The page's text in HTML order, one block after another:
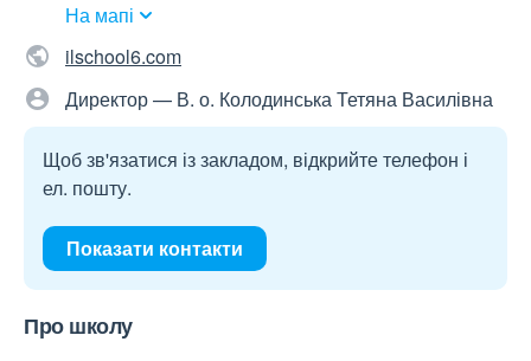
На мапі
ilschool6.com
Директор — В. о. Колодинська Тетяна Василівна
Щоб зв'язатися із закладом, відкрийте телефон і
ел. пошту.
Показати контакти
Про школу